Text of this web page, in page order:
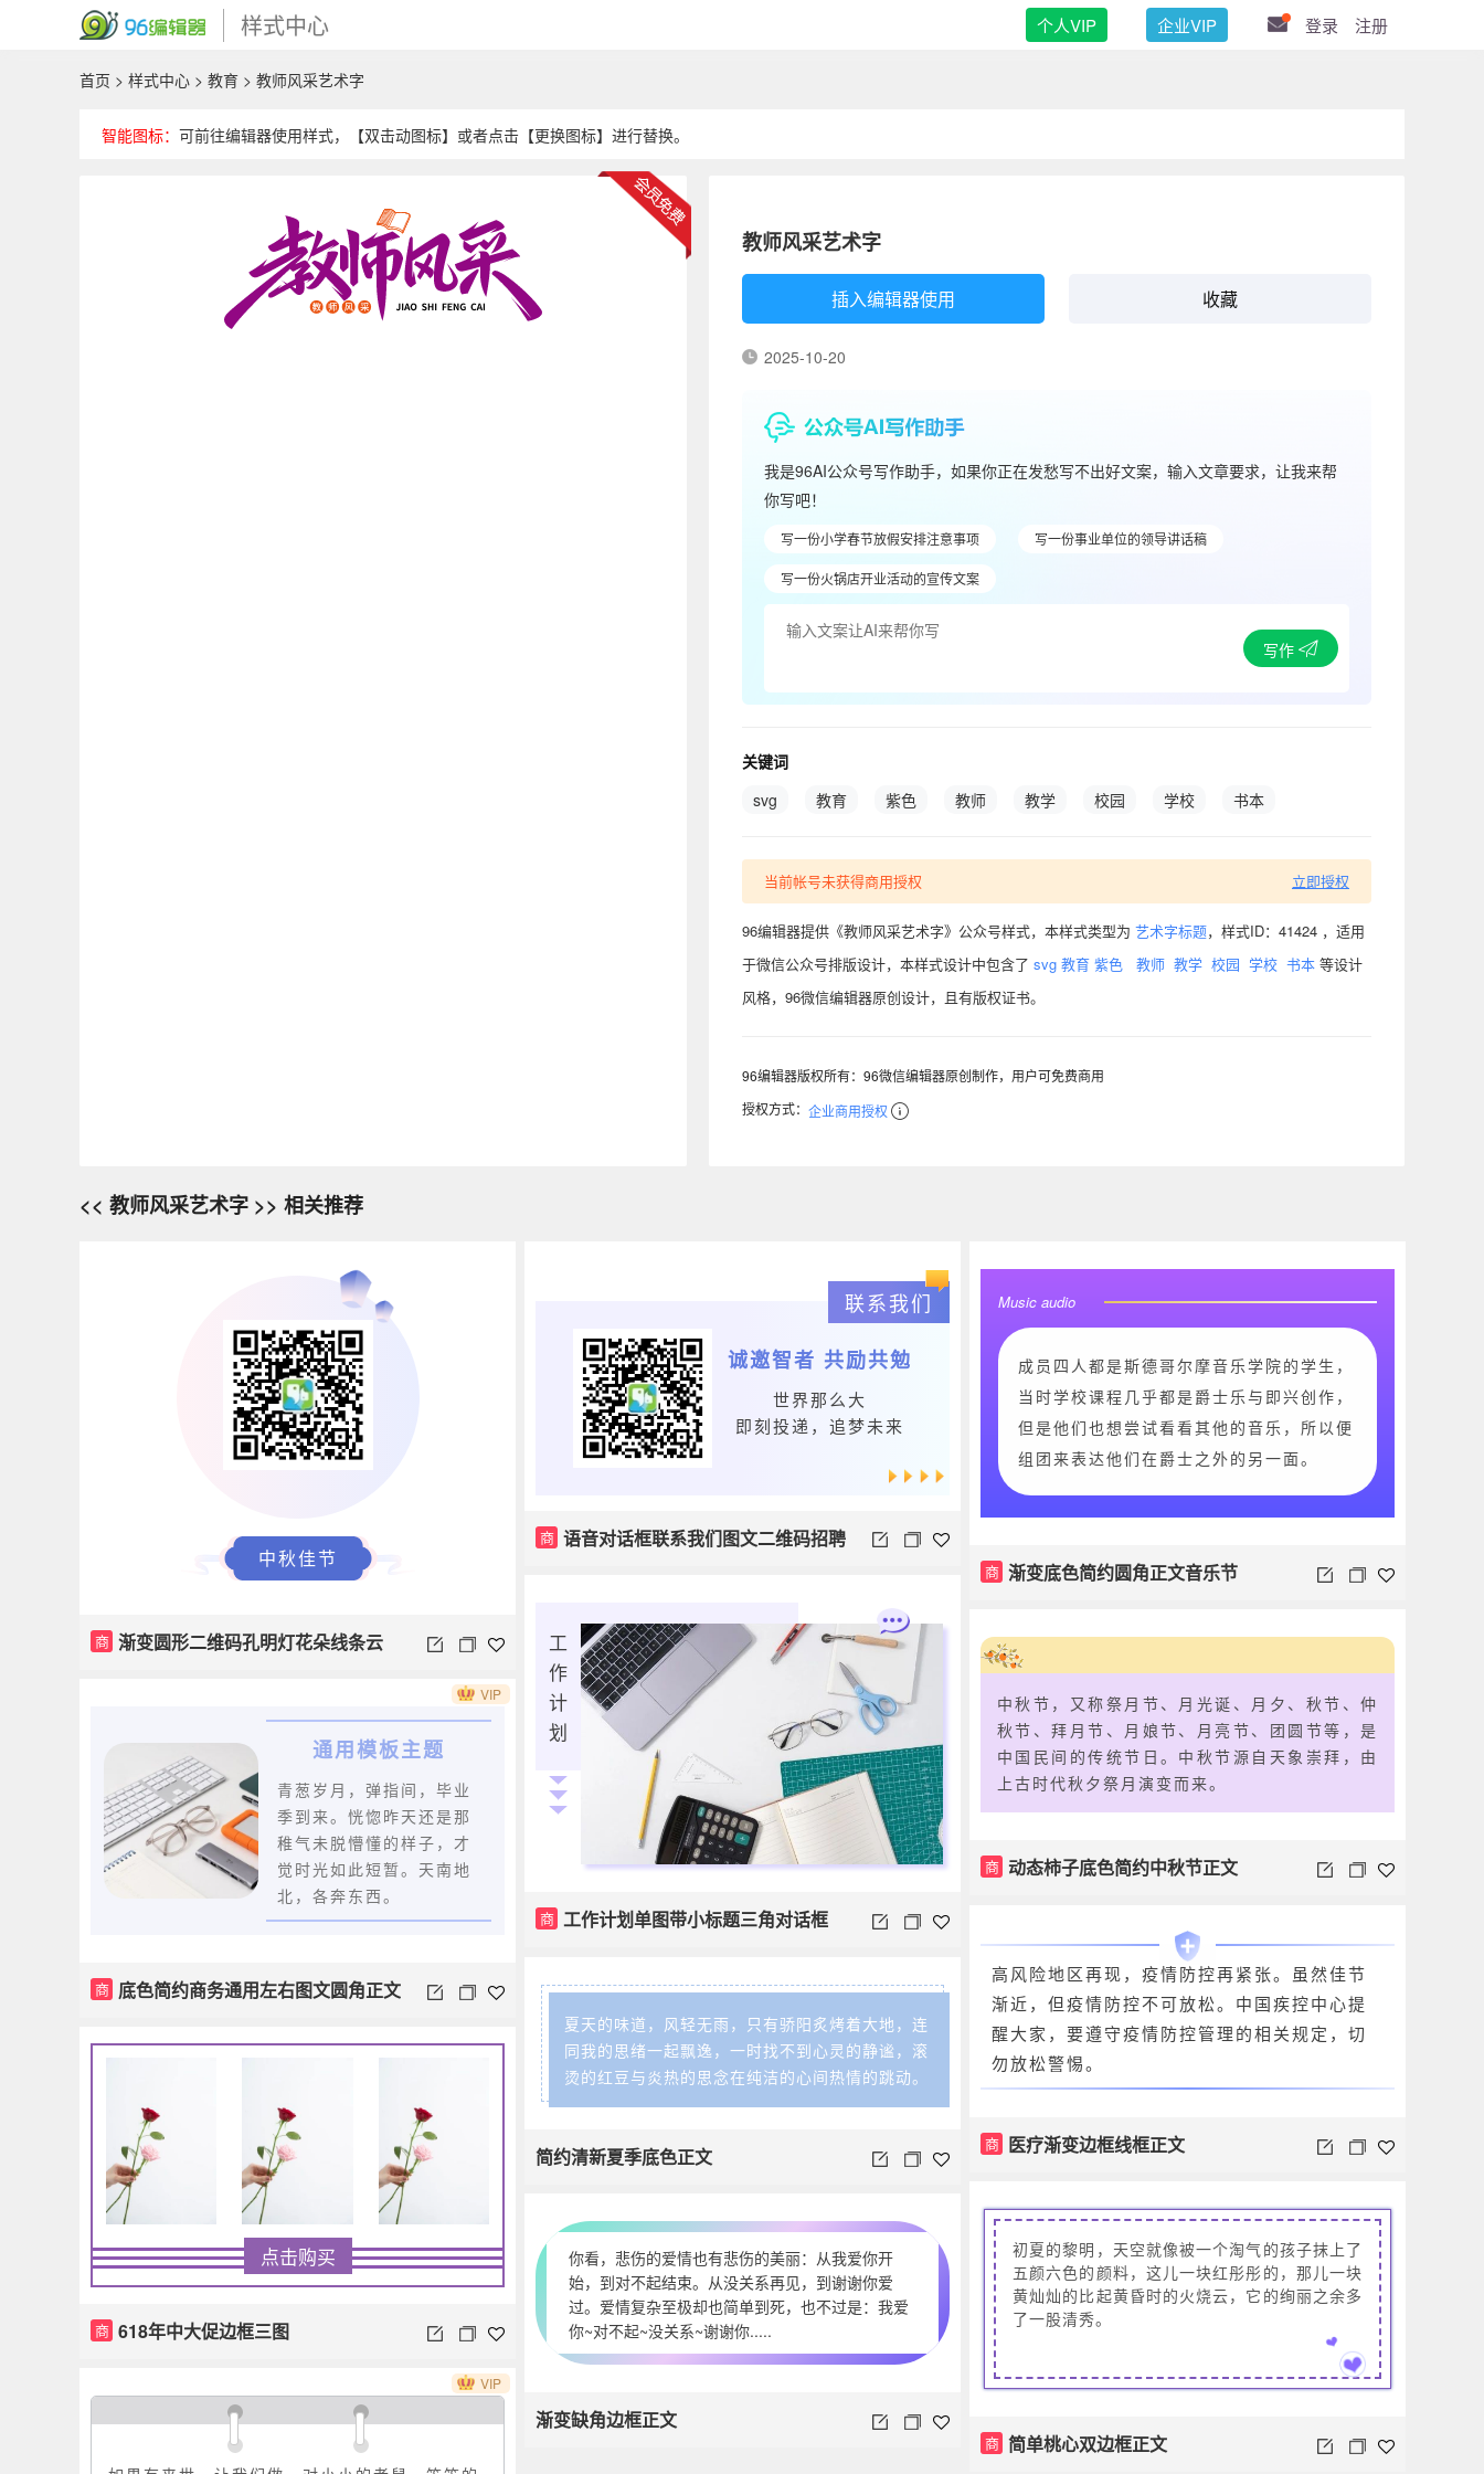
样式中心 个人VIP 企业VIP 登录 注册
首页 > 样式中心 > 教育 > 教师风采艺术字
智能图标： 可前往编辑器使用样式，【双击动图标】或者点击【更换图标】进行替换。
教师风采艺术字
插入编辑器使用 收藏
2025-10-20
我是96AI公众号写作助手，如果你正在发愁写不出好文案，输入文章要求，让我来帮
你写吧！
写一份小学春节放假安排注意事项 写一份事业单位的领导讲话稿
写一份火锅店开业活动的宣传文案
写作
关键词
svg
教育 紫色 教师 教学 校园 学校 书本
当前帐号未获得商用授权 立即授权
96编辑器提供《教师风采艺术字》公众号样式，本样式类型为 艺术字标题，样式ID：41424 ，适用
于微信公众号排版设计，本样式设计中包含了 svg 教育 紫色 教师 教学 校园 学校 书本 等设计
风格，96微信编辑器原创设计，且有版权证书。
96编辑器版权所有：96微信编辑器原创制作，用户可免费商用
授权方式： 企业商用授权
<< 教师风采艺术字 >> 相关推荐
中秋佳节
商 渐变圆形二维码孔明灯花朵线条云
联系我们
诚邀智者 共励共勉
世界那么大
即刻投递，追梦未来
商 语音对话框联系我们图文二维码招聘
Music audio
成员四人都是斯德哥尔摩音乐学院的学生，
当时学校课程几乎都是爵士乐与即兴创作，
但是他们也想尝试看看其他的音乐，所以便
组团来表达他们在爵士之外的另一面。
商 渐变底色简约圆角正文音乐节
工
作
计
划
商 工作计划单图带小标题三角对话框
中秋节，又称祭月节、月光诞、月夕、秋节、仲
秋节、拜月节、月娘节、月亮节、团圆节等，是
中国民间的传统节日。中秋节源自天象崇拜，由
上古时代秋夕祭月演变而来。
商 动态柿子底色简约中秋节正文
通用模板主题
青葱岁月，弹指间，毕业
季到来。恍惚昨天还是那
稚气未脱懵懂的样子，才
觉时光如此短暂。天南地
北，各奔东西。
商 底色简约商务通用左右图文圆角正文
VIP
高风险地区再现，疫情防控再紧张。虽然佳节
渐近，但疫情防控不可放松。中国疾控中心提
醒大家，要遵守疫情防控管理的相关规定，切
勿放松警惕。
商 医疗渐变边框线框正文
夏天的味道，风轻无雨，只有骄阳炙烤着大地，连
同我的思绪一起飘逸，一时找不到心灵的静谧，滚
烫的红豆与炎热的思念在纯洁的心间热情的跳动。
简约清新夏季底色正文
点击购买
商 618年中大促边框三图
初夏的黎明，天空就像被一个淘气的孩子抹上了
五颜六色的颜料，这儿一块红彤彤的，那儿一块
黄灿灿的比起黄昏时的火烧云，它的绚丽之余多
了一股清秀。
商 简单桃心双边框正文
你看，悲伤的爱情也有悲伤的美丽：从我爱你开
始，到对不起结束。从没关系再见，到谢谢你爱
过。爱情复杂至极却也简单到死，也不过是：我爱
你~对不起~没关系~谢谢你.....
渐变缺角边框正文
VIP